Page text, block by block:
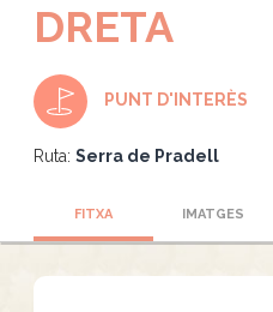
DRETA
PUNT D'INTERÈS
Ruta: Serra de Pradell
FITXA IMATGES